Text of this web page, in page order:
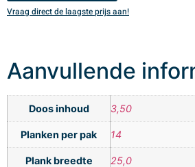
Vraag direct de laagste prijs aan!
Aanvullende
Doos inhoud 3,50
Planken per pak 14
Plank breedte 25,0